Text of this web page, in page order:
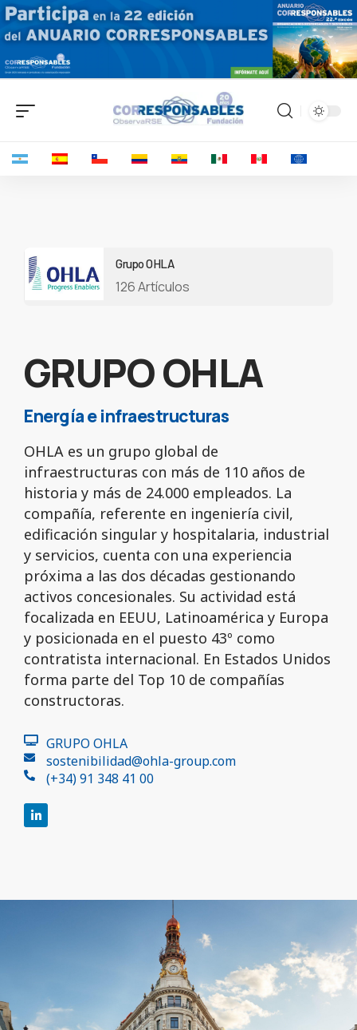
Grupo OHLA
126 Artículos
GRUPO OHLA
Energía e infraestructuras
OHLA es un grupo global de
infraestructuras con más de 110 años de
historia y más de 24.000 empleados. La
compañía, referente en ingeniería civil,
edificación singular y hospitalaria, industrial
y servicios, cuenta con una experiencia
próxima a las dos décadas gestionando
activos concesionales. Su actividad está
focalizada en EEUU, Latinoamérica y Europa
y posicionada en el puesto 43º como
contratista internacional. En Estados Unidos
forma parte del Top 10 de compañías
constructoras.
GRUPO OHLA
sostenibilidad@ohla-group.com
(+34) 91 348 41 00